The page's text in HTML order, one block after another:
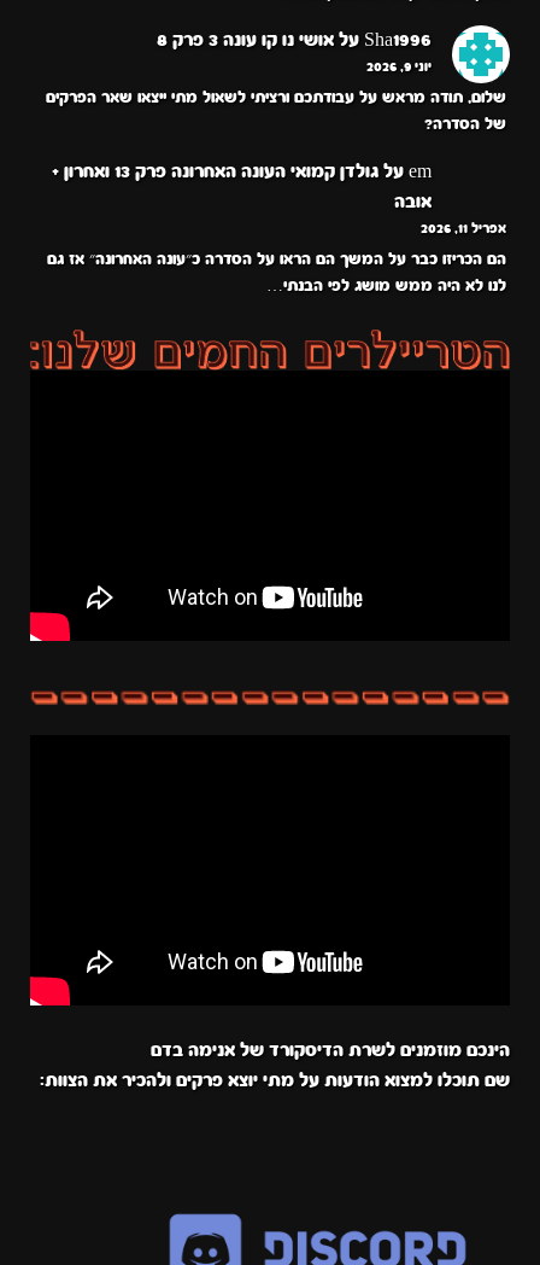
Sha1996 על אושי נו קו עונה 3 פרק 8
יוני 9, 2026
שלום, תודה מראש על עבודתכם ורציתי לשאול מתי ייצאו שאר הפרקים
של הסדרה?
em על
גולדן קמואי העונה האחרונה פרק 13 ואחרון +
אובה
אפריל 11, 2026
הם הכריזו כבר על המשך הם הראו על הסדרה כ״עונה האחרונה״ אז גם
לנו לא היה ממש מושג לפי הבנתי…
הינכם מוזמנים לשרת הדיסקורד של אנימה בדם
שם תוכלו למצוא הודעות על מתי יוצא פרקים ולהכיר את הצוות: